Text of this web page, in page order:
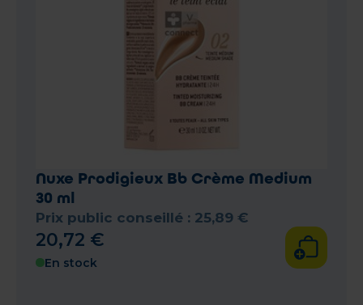
Nuxe Prodigieux Bb Crème Medium
30 ml
Prix public conseillé : 25,89 €
20,72 €
En stock